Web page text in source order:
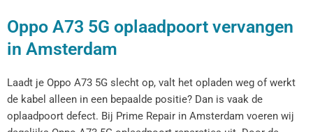
Oppo A73 5G oplaadpoort vervangen
in Amsterdam
Laadt je Oppo A73 5G slecht op, valt het opladen weg of werkt
de kabel alleen in een bepaalde positie? Dan is vaak de
oplaadpoort defect. Bij Prime Repair in Amsterdam voeren wij